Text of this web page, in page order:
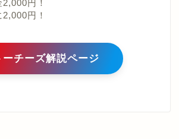
円！
円！
ーチーズ解説ページ